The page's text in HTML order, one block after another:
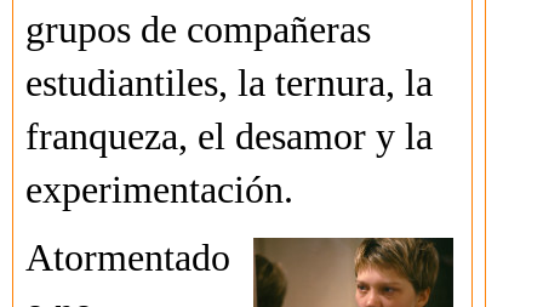
grupos de compañeras
estudiantiles, la ternura, la
franqueza, el desamor y la
experimentación.
Atormentado